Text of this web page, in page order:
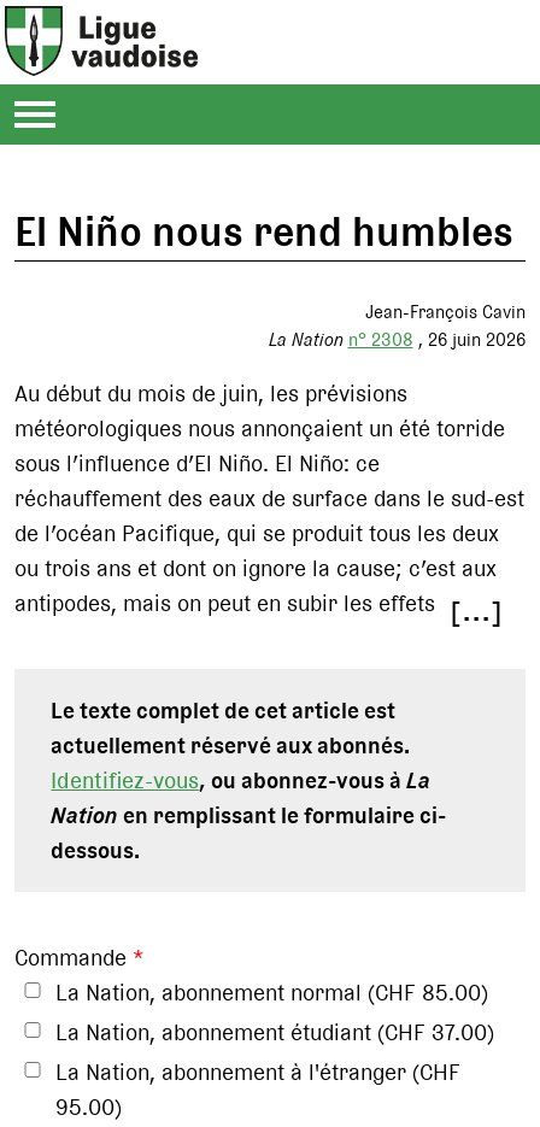
El Niño nous rend humbles
Jean-François Cavin
La Nation n° 2308 26 juin 2026
Au début du mois de juin, les prévisions
météorologiques nous annonçaient un été torride
sous l’influence d’El Niño. El Niño: ce
réchauffement des eaux de surface dans le sud-est
de l’océan Pacifique, qui se produit tous les deux
ou trois ans et dont on ignore la cause; c’est aux
antipodes, mais on peut en subir les effets [...]
Le texte complet de cet article est
actuellement réservé aux abonnés.
Identifiez-vous, ou abonnez-vous àLa
Nationen remplissant le formulaire ci-
dessous.
Commande *
La Nation, abonnement normal (CHF 85.00)
La Nation, abonnement étudiant (CHF 37.00)
La Nation, abonnement à l'étranger (CHF
95.00)